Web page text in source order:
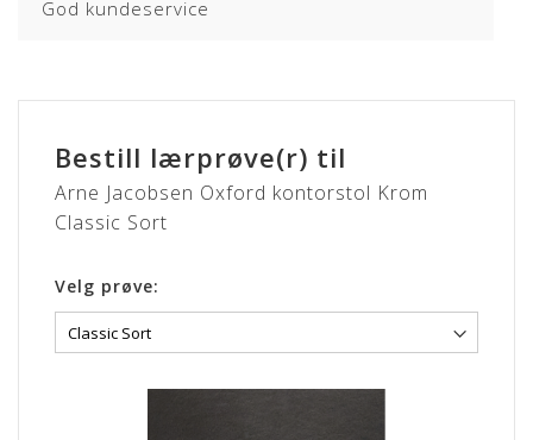
God kundeservice
Bestill lærprøve(r) til
Arne Jacobsen Oxford kontorstol Krom
Classic Sort
Velg prøve: